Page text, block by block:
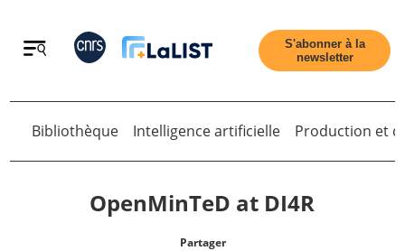
Retour
S'abonner à la
newsletter
Retour
Bibliothèque Intelligence artificielle Production et
OpenMinTeD at DI4R
Partager